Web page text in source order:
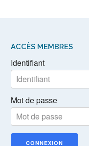
ACCÈS MEMBRES
Identifiant
Mot de passe